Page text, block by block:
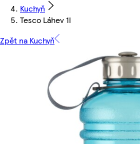
Kuchyň
Tesco Láhev 1l
Zpět na Kuchyň